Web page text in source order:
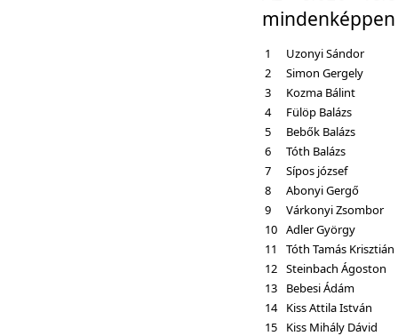
1
Uzonyi Sándor
2
Simon Gergely
3
Kozma Bálint
4
Fülöp Balázs
5
Bebők Balázs
6
Tóth Balázs
7
Sípos józsef
8
Abonyi Gergő
9
Várkonyi Zsombor
10 Adler György
11
Tóth Tamás Krisztián
12 Steinbach Ágoston
13
Bebesi Ádám
14 Kiss Attila István
15
Kiss Mihály Dávid